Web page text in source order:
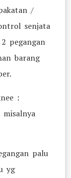
/
senjata
pegangan
barang
:
palu
yg